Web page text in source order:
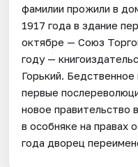
фамилии прожили в
1917 года в здание
октябре — Союз
году —
Горький.
первые
новое правительство
в особняке на правах
года дворец